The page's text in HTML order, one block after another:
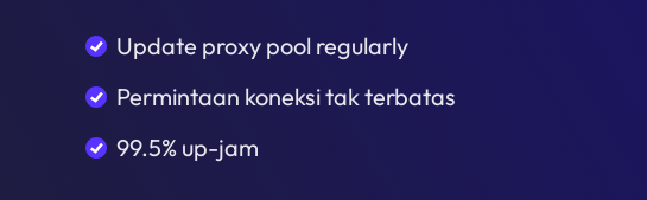
Update proxy pool regularly
Permintaan koneksi tak terbatas
99.5% up-jam